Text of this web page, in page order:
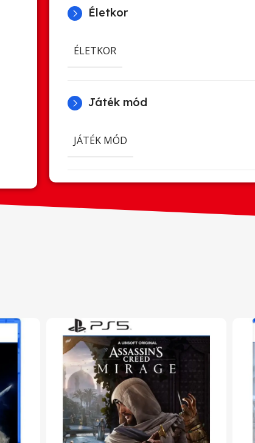
Életkor
ÉLETKOR
Játék mód
JÁTÉK MÓD